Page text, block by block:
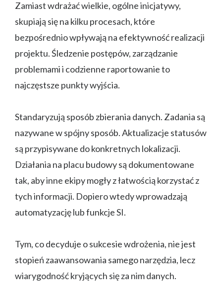
Zamiast wdrażać wielkie, ogólne inicjatywy,
skupiają się na kilku procesach, które
bezpośrednio wpływają na efektywność realizacji
projektu. Śledzenie postępów, zarządzanie
problemami i codzienne raportowanie to
najczęstsze punkty wyjścia.
Standaryzują sposób zbierania danych. Zadania są
nazywane w spójny sposób. Aktualizacje statusów
są przypisywane do konkretnych lokalizacji.
Działania na placu budowy są dokumentowane
tak, aby inne ekipy mogły z łatwością korzystać z
tych informacji. Dopiero wtedy wprowadzają
automatyzację lub funkcje SI.
Tym, co decyduje o sukcesie wdrożenia, nie jest
stopień zaawansowania samego narzędzia, lecz
wiarygodność kryjących się za nim danych.